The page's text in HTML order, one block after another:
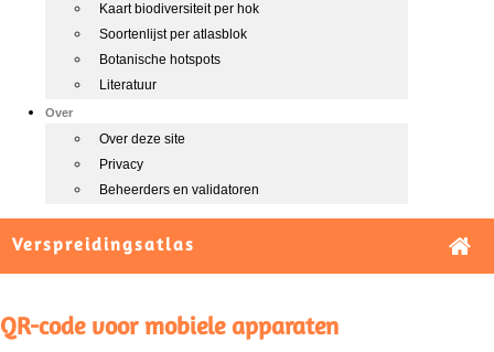
Kaart biodiversiteit per hok
Soortenlijst per atlasblok
Botanische hotspots
Literatuur
Over
Over deze site
Privacy
Beheerders en validatoren
Verspreidingsatlas
QR-code voor mobiele apparaten